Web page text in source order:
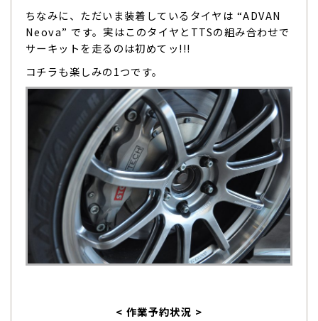
ちなみに、ただいま装着しているタイヤは “ADVAN
Neova” です。実はこのタイヤとTTSの組み合わせで
サーキットを走るのは初めてッ!!!
コチラも楽しみの1つです。
< 作業予約状況 >